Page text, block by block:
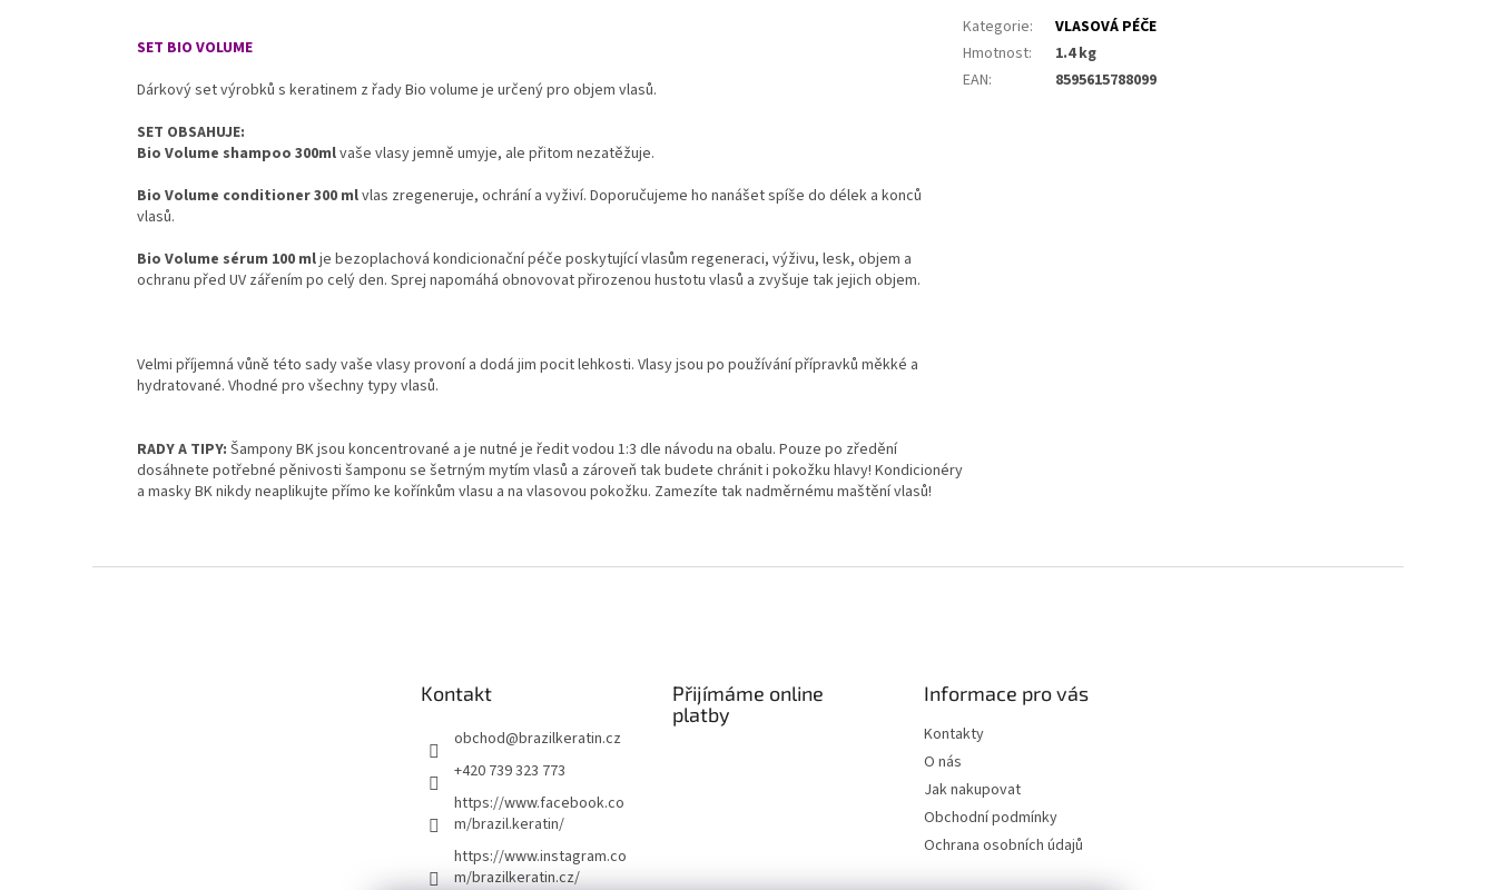
SET BIO VOLUME
Dárkový set výrobků s keratinem z řady Bio volume je určený pro objem vlasů.
SET OBSAHUJE:
Bio Volume shampoo 300mlvaše vlasy jemně umyje, ale přitom nezatěžuje.
Bio Volume conditioner 300 mlvlas zregeneruje, ochrání a vyživí. Doporučujeme ho nanášet spíše do délek a konců
vlasů.
Bio Volume sérum 100 mlje bezoplachová kondicionační péče poskytující vlasům regeneraci, výživu, lesk, objem a
ochranu před UV zářením po celý den. Sprej napomáhá obnovovat přirozenou hustotu vlasů a zvyšuje tak jejich objem.
Velmi příjemná vůně této sady vaše vlasy provoní a dodá jim pocit lehkosti. Vlasy jsou po používání přípravků měkké a
hydratované. Vhodné pro všechny typy vlasů.
RADY A TIPY: Šampony BK jsou koncentrované a je nutné je ředit vodou 1:3 dle návodu na obalu. Pouze po zředění
dosáhnete potřebné pěnivosti šamponu se šetrným mytím vlasů a zároveň tak budete chránit i pokožku hlavy! Kondicionéry
a masky BK nikdy neaplikujte přímo ke kořínkům vlasu a na vlasovou pokožku. Zamezíte tak nadměrnému maštění vlasů!
Kategorie:
VLASOVÁ PÉČE
Hmotnost:
1.4 kg
EAN: 8595615788099
Kontakt
obchod@brazilkeratin.cz
+420 739 323 773
https://www.facebook.co
m/brazil.keratin/
https://www.instagram.co
m/brazilkeratin.cz/
Přijímáme online
platby
Informace pro vás
Kontakty
O nás
Jak nakupovat
Obchodní podmínky
Ochrana osobních údajů